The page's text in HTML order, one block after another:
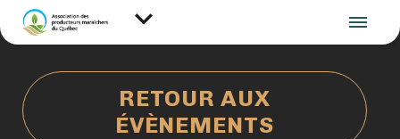
RETOUR AUX
ÉVÈNEMENTS